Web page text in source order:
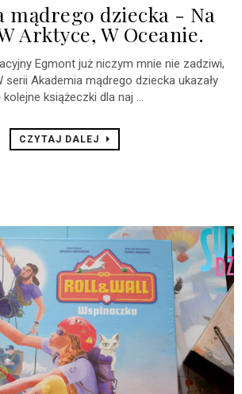
mądrego dziecka - Na
Arktyce, W Oceanie.
Egmont już niczym mnie nie zadziwi,
serii Akademia mądrego dziecka ukazały
kolejne książeczki dla naj ...
CZYTAJ DALEJ